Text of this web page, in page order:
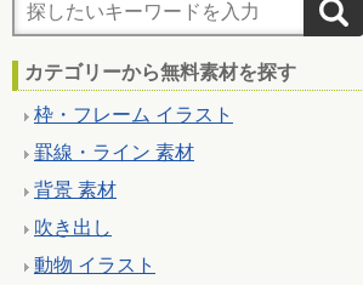
カテゴリーから無料素材を探す
枠・フレーム イラスト
罫線・ライン 素材
背景 素材
吹き出し
動物 イラスト